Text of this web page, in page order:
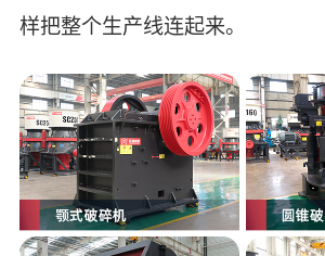
样把整个生产线连起来。